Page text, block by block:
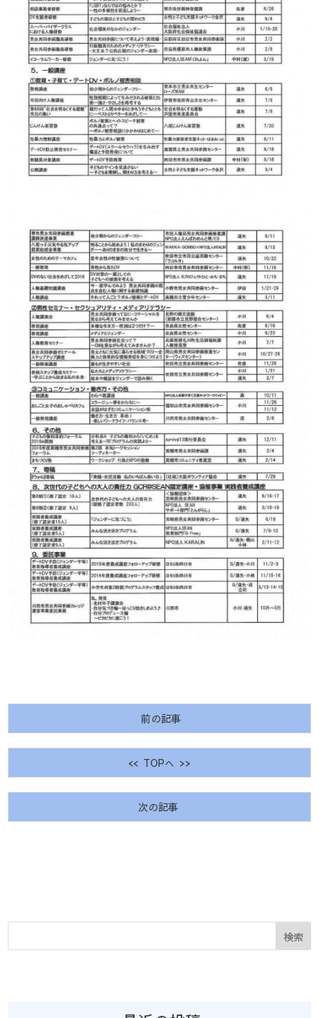
前の記事
<< TOPへ >>
次の記事
検索